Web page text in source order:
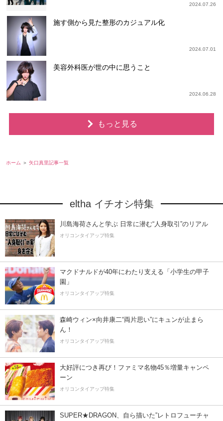
2024.07.26
施す側から見た整形のカジュアル化
2024.07.01
美容外科医が世の中に思うこと
2024.06.28
もっと見る
ホーム 矢口真里記事一覧
eltha イチオシ特集
川島海荷さんと学ぶ 日常に潜む“人身取引”のリアル
オリコンタイアップ特集
マクドナルドが40年にわたり支える「小学生の甲子
園」
オリコンタイアップ特集
森崎ウィン×向井康二“両片思い”にキュンが止まら
ん！
オリコンタイアップ特集
大好評につき再び！ファミマ名物45％増量キャンペ
ーン
オリコンタイアップ特集
SUPER★DRAGON、自ら描いた”レトロフューチャ